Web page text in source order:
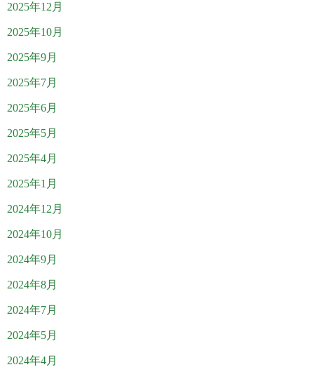
2025年12月
2025年10月
2025年9月
2025年7月
2025年6月
2025年5月
2025年4月
2025年1月
2024年12月
2024年10月
2024年9月
2024年8月
2024年7月
2024年5月
2024年4月